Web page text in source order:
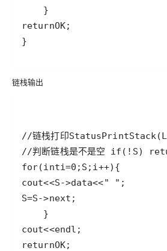
returnOK
链栈输出
//链栈打印StatusPrintStack(
//判断链栈是不是空 if ( ! S)
for(inti=0 ; S ; i++
cout<<S->data<<" "
S=S->next
cout<<endl
returnOK